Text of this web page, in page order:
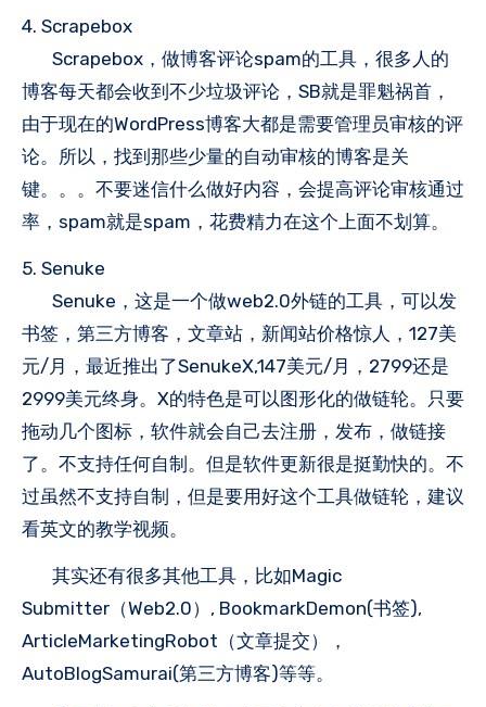
4. Scrapebox
Scrapebox，做博客评论spam的工具，很多人的
博客每天都会收到不少垃圾评论，SB就是罪魁祸首，
由于现在的WordPress博客大都是需要管理员审核的评
论。所以，找到那些少量的自动审核的博客是关
键。。。不要迷信什么做好内容，会提高评论审核通过
率，spam就是spam，花费精力在这个上面不划算。
5. Senuke
Senuke，这是一个做web2.0外链的工具，可以发
书签，第三方博客，文章站，新闻站价格惊人，127美
元/月，最近推出了SenukeX,147美元/月，2799还是
2999美元终身。X的特色是可以图形化的做链轮。只要
拖动几个图标，软件就会自己去注册，发布，做链接
了。不支持任何自制。但是软件更新很是挺勤快的。不
过虽然不支持自制，但是要用好这个工具做链轮，建议
看英文的教学视频。
其实还有很多其他工具，比如Magic
Submitter（Web2.0）, BookmarkDemon(书签),
ArticleMarketingRobot（文章提交），
AutoBlogSamurai(第三方博客)等等。